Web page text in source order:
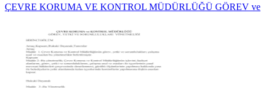
ÇEVRE KORUMA VE KONTROL MÜDÜRLÜĞÜ GÖREV ve